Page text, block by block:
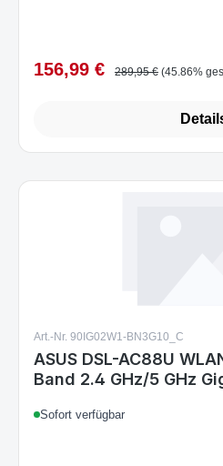
Verkaufspreis:
156,99 € Regulärer Preis:
289,95 € (45.86%
Art.-Nr. 90IG02W1-BN3G10_C
ASUS DSL-AC88U
Band 2.4 GHz/5 GHz
Sofort verfügbar